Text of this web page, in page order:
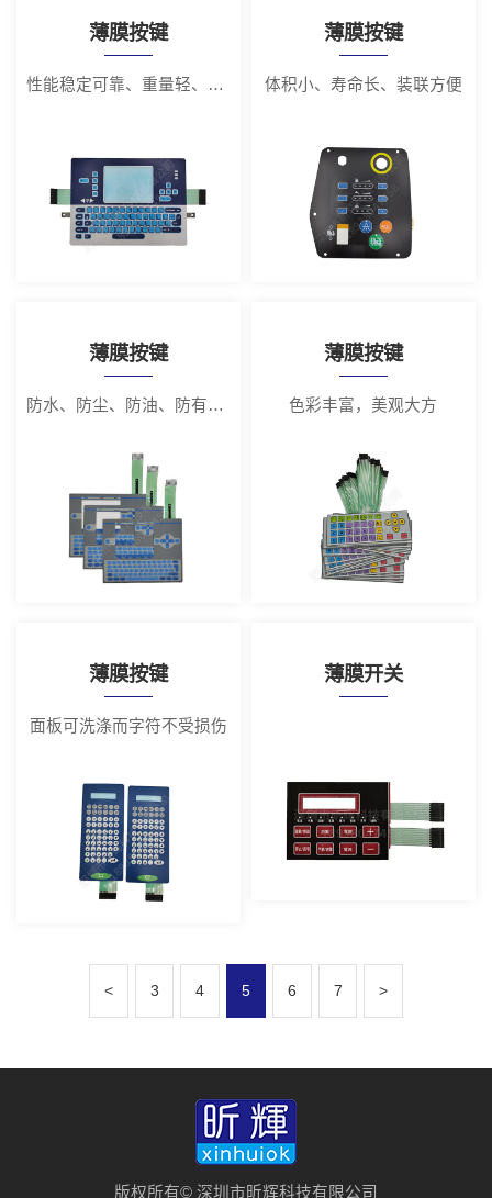
薄膜按键
性能稳定可靠、重量轻、体积小
薄膜按键
体积小、寿命长、装联方便
薄膜按键
防水、防尘、防油、防有害气体侵蚀
薄膜按键
色彩丰富，美观大方
薄膜按键
面板可洗涤而字符不受损伤
薄膜开关
< 3 4 5 6 7 >
版权所有© 深圳市昕辉科技有限公司